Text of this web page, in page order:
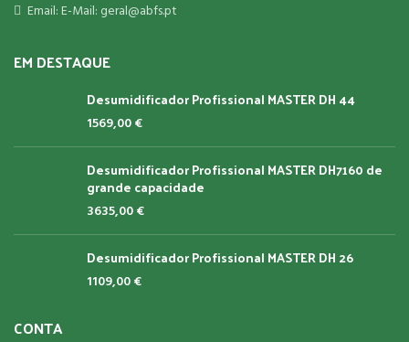
Email: E-Mail: geral@abfs.pt
EM DESTAQUE
Desumidificador Profissional MASTER DH 44
1569,00€
Desumidificador Profissional MASTER DH7160 de
grande capacidade
3635,00€
Desumidificador Profissional MASTER DH 26
1109,00€
CONTA